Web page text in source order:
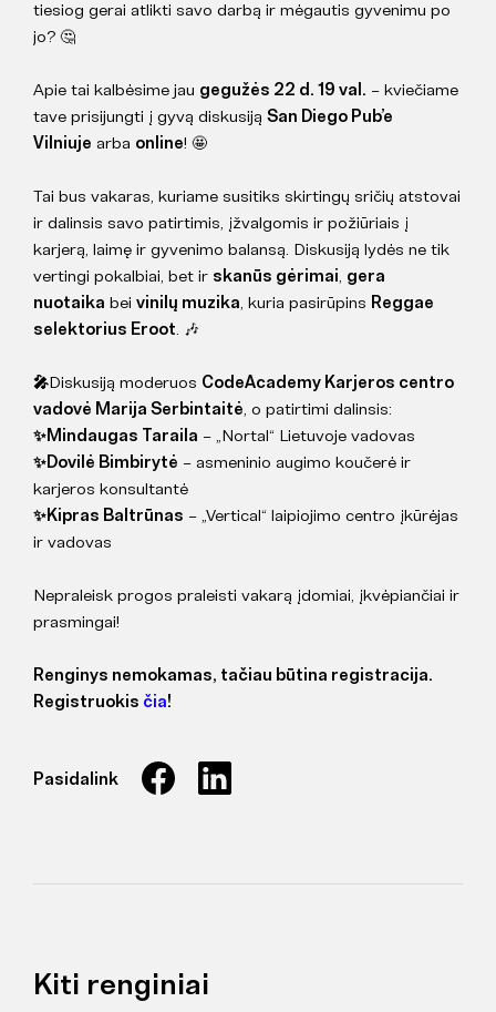
tiesiog gerai atlikti savo darbą ir mėgautis gyvenimu po
jo? 🤔
Apie tai kalbėsime jau gegužės 22 d. 19 val. – kviečiame
tave prisijungti į gyvą diskusiją San Diego Pub’e
Vilniuje arba online! 🤩
Tai bus vakaras, kuriame susitiks skirtingų sričių atstovai
ir dalinsis savo patirtimis, įžvalgomis ir požiūriais į
karjerą, laimę ir gyvenimo balansą. Diskusiją lydės ne tik
vertingi pokalbiai, bet ir skanūs gėrimai, gera
nuotaika bei vinilų muzika, kuria pasirūpins Reggae
selektorius Eroot. 🎶
🎤Diskusiją moderuos CodeAcademy Karjeros centro
vadovė Marija Serbintaitė, o patirtimi dalinsis:
✨Mindaugas Taraila – „Nortal“ Lietuvoje vadovas
✨Dovilė Bimbirytė – asmeninio augimo koučerė ir
karjeros konsultantė
✨Kipras Baltrūnas – „Vertical“ laipiojimo centro įkūrėjas
ir vadovas
Nepraleisk progos praleisti vakarą įdomiai, įkvėpiančiai ir
prasmingai!
Renginys nemokamas, tačiau būtina registracija.
Registruokis čia!
Pasidalink
Kiti renginiai